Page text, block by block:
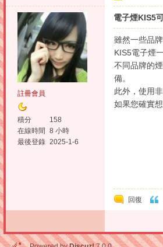
註冊會員
積分
158
在線時間
8 小時
最後登錄 2025-1-6
電子煙KIS5
雖然一些品
KIS5電子煙
不同品牌的
備。
此外，使用
如果您確實
回復